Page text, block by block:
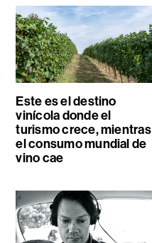
Este es el destino
vinícola donde el
turismo crece, mientras
el consumo mundial de
vino cae